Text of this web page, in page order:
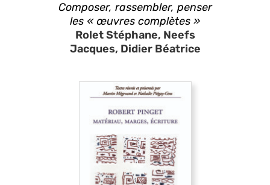
Composer, rassembler, penser
les « œuvres complètes »
Rolet Stéphane, Neefs
Jacques, Didier Béatrice